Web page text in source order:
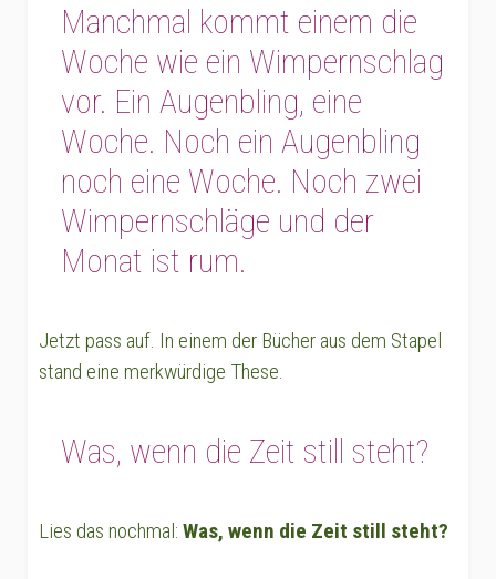
Manchmal kommt einem die
Woche wie ein Wimpernschlag
vor. Ein Augenbling, eine
Woche. Noch ein Augenbling
noch eine Woche. Noch zwei
Wimpernschläge und der
Monat ist rum.
Jetzt pass auf. In einem der Bücher aus dem Stapel
stand eine merkwürdige These.
Was, wenn die Zeit still steht?
Lies das nochmal: Was, wenn die Zeit still steht?